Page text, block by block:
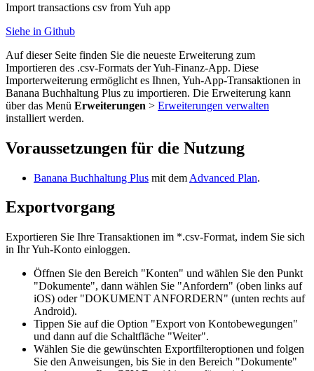
Import transactions csv from Yuh app
Siehe in Github
Auf dieser Seite finden Sie die neueste Erweiterung zum
Importieren des .csv-Formats der Yuh-Finanz-App. Diese
Importerweiterung ermöglicht es Ihnen, Yuh-App-Transaktionen in
Banana Buchhaltung Plus zu importieren. Die Erweiterung kann
über das Menü Erweiterungen > Erweiterungen verwalten
installiert werden.
Voraussetzungen für die Nutzung
Banana Buchhaltung Plus mit dem Advanced Plan.
Exportvorgang
Exportieren Sie Ihre Transaktionen im *.csv-Format, indem Sie sich
in Ihr Yuh-Konto einloggen.
Öffnen Sie den Bereich "Konten" und wählen Sie den Punkt
"Dokumente", dann wählen Sie "Anfordern" (oben links auf
iOS) oder "DOKUMENT ANFORDERN" (unten rechts auf
Android).
Tippen Sie auf die Option "Export von Kontobewegungen"
und dann auf die Schaltfläche "Weiter".
Wählen Sie die gewünschten Exportfilteroptionen und folgen
Sie den Anweisungen, bis Sie in den Bereich "Dokumente"